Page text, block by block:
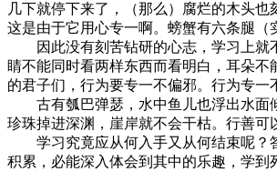
几下就停下来了，（那么）腐烂的木头
这是由于它用心专一啊。螃蟹有六条腿
因此没有刻苦钻研的心志，学习上就不
睛不能同时看两样东西而看明白，耳朵
的君子们，行为要专一不偏邪。行为专一
古有瓠巴弹瑟，水中鱼儿也浮出水面倾
珍珠掉进深渊，崖岸就不会干枯。行善可
学习究竟应从何入手又从何结束呢？答
积累，必能深入体会到其中的乐趣，学